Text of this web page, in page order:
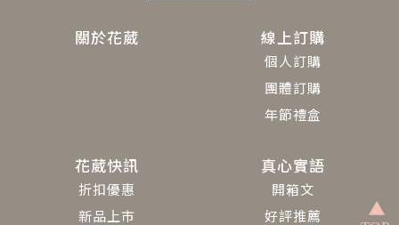
關於花葳 線上訂購
個人訂購
團體訂購
年節禮盒
花葳快訊
折扣優惠
新品上市
真心實語
開箱文
好評推薦